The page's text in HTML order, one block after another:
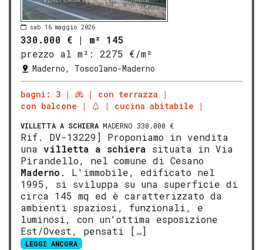
sab 16 maggio 2026
330.000 € | m² 145
prezzo al m²:
2275 €/m²
Maderno, Toscolano-Maderno
bagni: 3
con terrazza
con balcone
cucina abitabile
VILLETTA A SCHIERA MADERNO 330.000 €
Rif. DV-13229] Proponiamo in vendita
una villetta a schiera situata in Via
Pirandello, nel comune di Cesano
Maderno . L'immobile, edificato nel
1995, si sviluppa su una superficie di
circa 145 mq ed è caratterizzato da
ambienti spaziosi, funzionali, e
luminosi, con un'ottima esposizione
Est/Ovest, pensati […]
LEGGI ANCORA